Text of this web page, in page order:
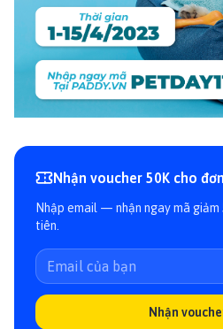
Nhận voucher 50K cho
Nhập email — nhận ngay mã giảm
tiên.
Nhận